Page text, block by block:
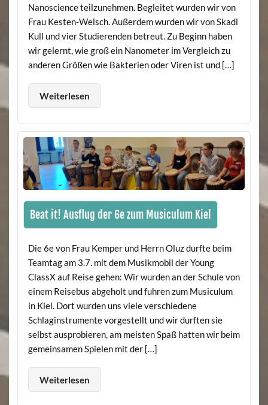
Nanoscience teilzunehmen. Begleitet wurden wir von
Frau Kesten-Welsch. Außerdem wurden wir von Skadi
Kull und vier Studierenden betreut. Zu Beginn haben
wir gelernt, wie groß ein Nanometer im Vergleich zu
anderen Größen wie Bakterien oder Viren ist und […]
Weiterlesen
Beat it! Ausflug der 6e zum Musiculum Kiel
Die 6e von Frau Kemper und Herrn Oluz durfte beim
Teamtag am 3.7. mit dem Musikmobil der Young
ClassX auf Reise gehen: Wir wurden an der Schule von
einem Reisebus abgeholt und fuhren zum Musiculum
in Kiel. Dort wurden uns viele verschiedene
Schlaginstrumente vorgestellt und wir durften sie
selbst ausprobieren, am meisten Spaß hatten wir beim
gemeinsamen Spielen mit der […]
Weiterlesen